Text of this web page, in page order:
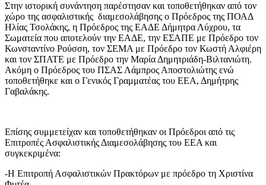
Στην ιστορική συνάντηση παρέστησαν και τοποθετήθηκαν από τον
χώρο της ασφαλιστικής διαμεσολάβησης ο Πρόεδρος της ΠΟΑΔ
Ηλίας Τσολάκης, η Πρόεδρος της ΕΑΔΕ Δήμητρα Λύχρου, τα
Σωματεία που αποτελούν την ΕΑΔΕ, την ΕΣΑΠΕ με Πρόεδρο τον
Κωνσταντίνο Ρούσση, τον ΣΕΜΑ με Πρόεδρο τον Κωστή Αλφιέρη
και τον ΣΠΑΤΕ με Πρόεδρο την Μαρία Δημητριάδη-Βιλτανιώτη.
Ακόμη ο Πρόεδρος του ΠΣΑΣ Λάμπρος Αποστολιώτης ενώ
τοποθετήθηκε και ο Γενικός Γραμματέας του ΕΕΑ, Δημήτρης
Γαβαλάκης.
Επίσης συμμετείχαν και τοποθετήθηκαν οι Πρόεδροι από τις
Επιτροπές Ασφαλιστικής Διαμεσολάβησης του ΕΕΑ και
συγκεκριμένα:
-Η Επιτροπή Ασφαλιστικών Πρακτόρων με πρόεδρο τη Χριστίνα